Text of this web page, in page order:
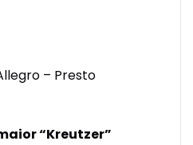
– Presto
“Kreutzer”